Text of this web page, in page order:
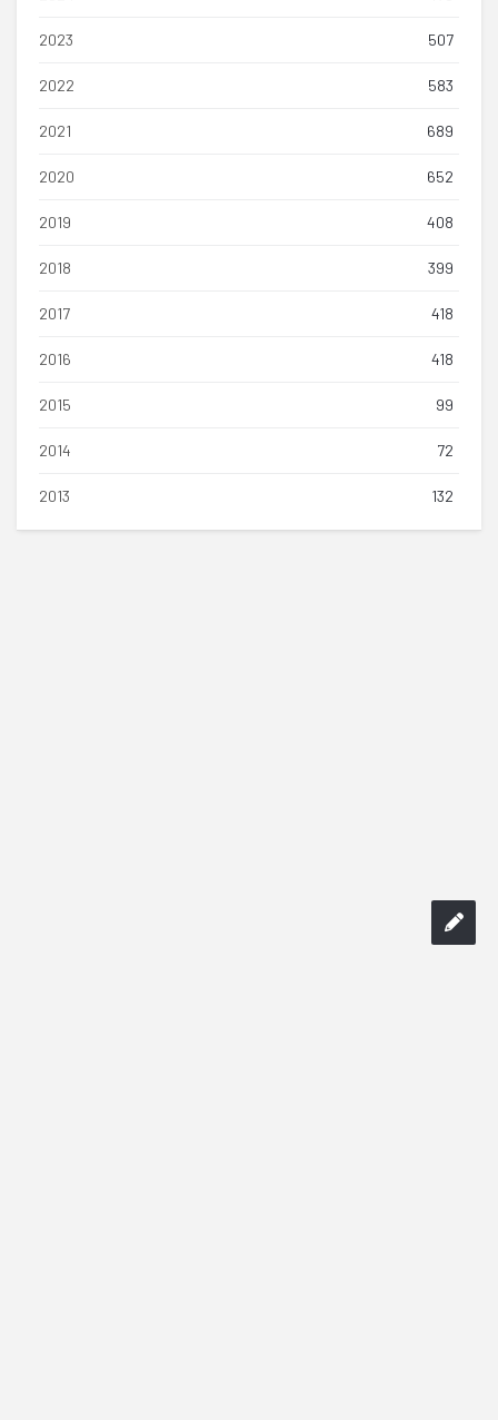
2023 507
2022 583
2021 689
2020 652
2019 408
2018 399
2017 418
2016 418
2015 99
2014 72
2013 132